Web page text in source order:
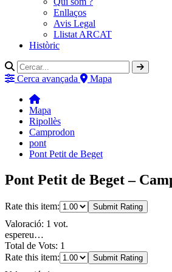
Enllaços
Avis Legal
Llistat ARCAT
Històric
Cerca avançada Mapa
Mapa
Ripollès
Camprodon
pont
Pont Petit de Beget
Pont Petit de Beget –
Rate this item: Submit Rating
Valoració: 1 vot.
espereu…
Total de Vots: 1
Rate this item:
Submit Rating